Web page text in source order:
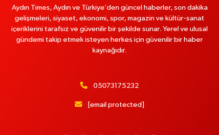
Aydın Times, Aydın ve Türkiye’den güncel haberler, son dakika
gelişmeleri, siyaset, ekonomi, spor, magazin ve kültür-sanat
içeriklerini tarafsız ve güvenilir bir şekilde sunar. Yerel ve ulusal
gündemi takip etmek isteyen herkes için güvenilir bir haber
kaynağıdır.
05073175232
[email protected]